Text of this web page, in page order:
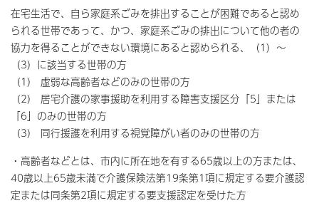
在宅生活で、自ら家庭系ごみを排出することが困難であると認め
られる世帯であって、かつ、家庭系ごみの排出について他の者の
協力を得ることができない環境にあると認められる、（1）～
（3）に該当する世帯の方
（1） 虚弱な高齢者などのみの世帯の方
（2） 居宅介護の家事援助を利用する障害支援区分「5」または
「6」のみの世帯の方
（3） 同行援護を利用する視覚障がい者のみの世帯の方
・高齢者などとは、市内に所在地を有する65歳以上の方または、
40歳以上65歳未満で介護保険法第19条第1項に規定する要介護認
定または同条第2項に規定する要支援認定を受けた方